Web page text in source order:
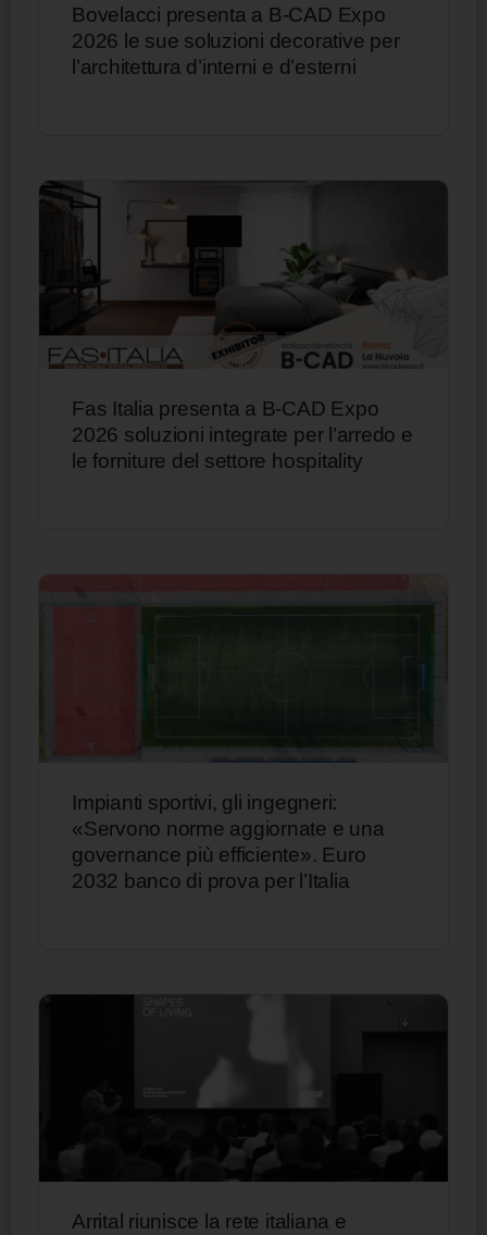
Bovelacci presenta a B-CAD Expo
2026 le sue soluzioni decorative per
l’architettura d’interni e d’esterni
Fas Italia presenta a B-CAD Expo
2026 soluzioni integrate per l’arredo e
le forniture del settore hospitality
Impianti sportivi, gli ingegneri:
«Servono norme aggiornate e una
governance più efficiente». Euro
2032 banco di prova per l’Italia
Arrital riunisce la rete italiana e